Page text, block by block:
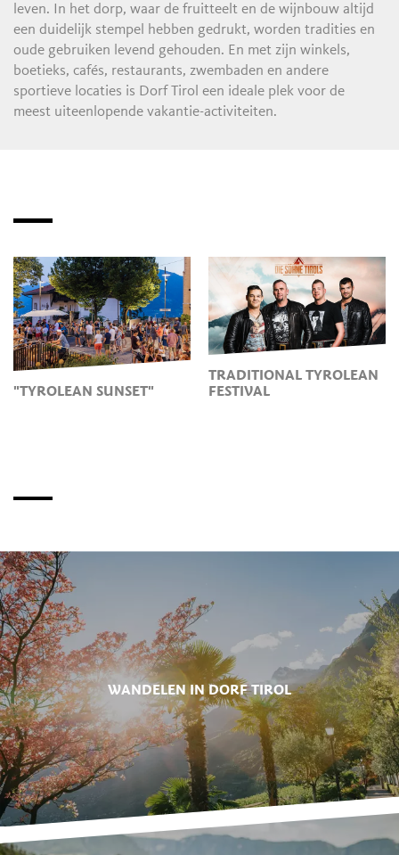
leven. In het dorp, waar de fruitteelt en de wijnbouw altijd
een duidelijk stempel hebben gedrukt, worden tradities en
oude gebruiken levend gehouden. En met zijn winkels,
boetieks, cafés, restaurants, zwembaden en andere
sportieve locaties is Dorf Tirol een ideale plek voor de
meest uiteenlopende vakantie-activiteiten.
"TYROLEAN SUNSET"
TRADITIONAL TYROLEAN
FESTIVAL
WANDELEN IN DORF TIROL